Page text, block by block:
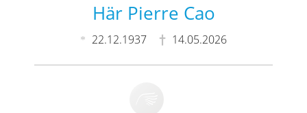
Här Pierre Cao
22.12.1937 14.05.2026